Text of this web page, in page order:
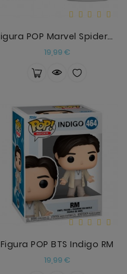
Figura POP Marvel Spiderman
19,99 €Precio
Figura POP BTS Indigo RM
19,99 €Precio